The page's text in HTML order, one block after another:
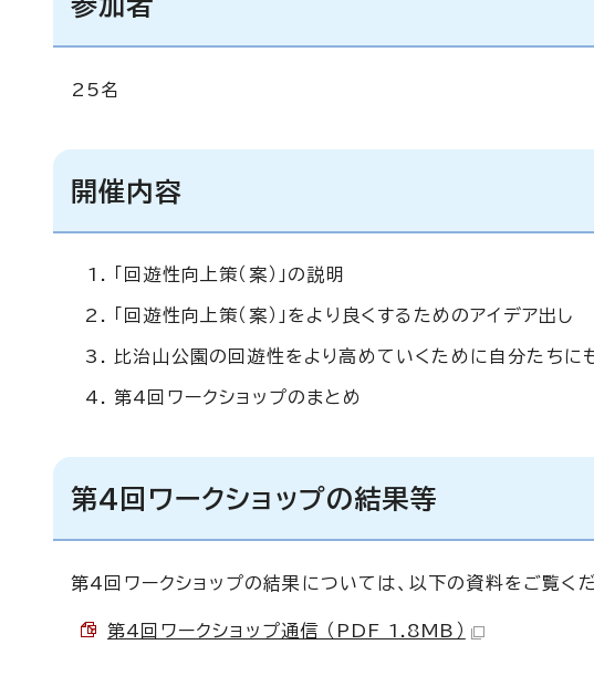
参加者
25名
開催内容
「回遊性向上策（案）」の説明
「回遊性向上策（案）」をより良くするためのアイデア出し
比治山公園の回遊性をより高めていくために自分たちに
第4回ワークショップのまとめ
第4回ワークショップの結果等
第4回ワークショップの結果については、以下の資料をご覧くだ
第4回ワークショップ通信 （PDF 1.8MB）